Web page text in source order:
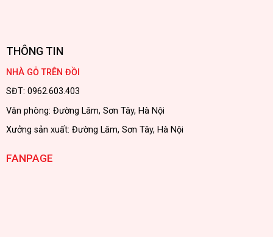
THÔNG TIN
NHÀ GỖ TRÊN ĐỒI
SĐT: 0962.603.403
Văn phòng: Đường Lâm, Sơn Tây, Hà Nội
Xưởng sản xuất: Đường Lâm, Sơn Tây, Hà Nội
FANPAGE